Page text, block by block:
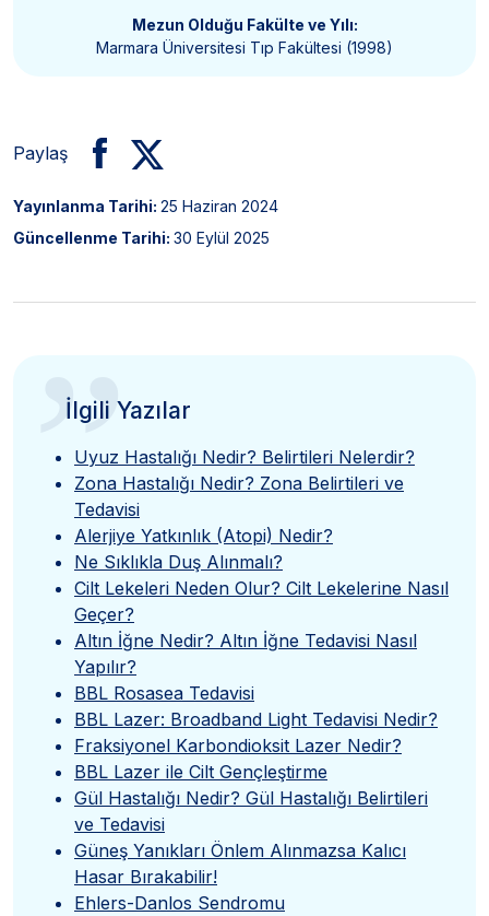
Mezun Olduğu Fakülte ve Yılı:
Marmara Üniversitesi Tıp Fakültesi (1998)
Paylaş
Yayınlanma Tarihi: 25 Haziran 2024
Güncellenme Tarihi: 30 Eylül 2025
”
İlgili Yazılar
Uyuz Hastalığı Nedir? Belirtileri Nelerdir?
Zona Hastalığı Nedir? Zona Belirtileri ve
Tedavisi
Alerjiye Yatkınlık (Atopi) Nedir?
Ne Sıklıkla Duş Alınmalı?
Cilt Lekeleri Neden Olur? Cilt Lekelerine Nasıl
Geçer?
Altın İğne Nedir? Altın İğne Tedavisi Nasıl
Yapılır?
BBL Rosasea Tedavisi
BBL Lazer: Broadband Light Tedavisi Nedir?
Fraksiyonel Karbondioksit Lazer Nedir?
BBL Lazer ile Cilt Gençleştirme
Gül Hastalığı Nedir? Gül Hastalığı Belirtileri
ve Tedavisi
Güneş Yanıkları Önlem Alınmazsa Kalıcı
Hasar Bırakabilir!
Ehlers-Danlos Sendromu